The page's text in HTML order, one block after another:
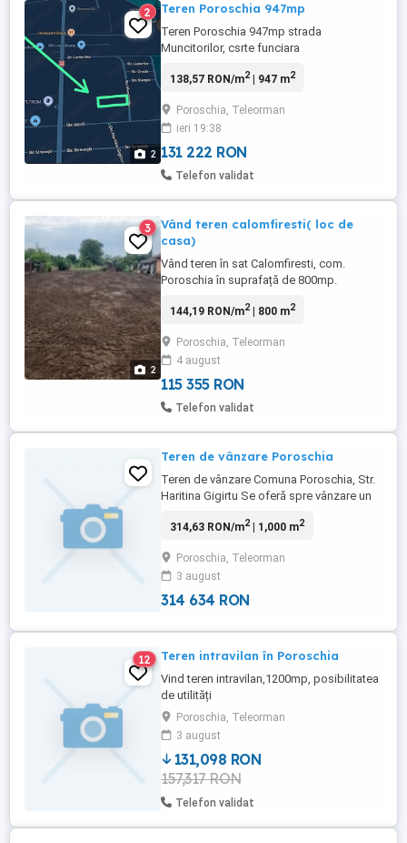
2
2 Teren Poroschia 947mp
Teren Poroschia 947mp strada
Muncitorilor, csrte funciara
138,57 RON/m2| 947 m2
Poroschia, Teleorman
ieri 19:38
131 222 RON
Telefon validat
2
3
Vând teren calomfiresti( loc de
casa)
Vând teren în sat Calomfiresti, com.
Poroschia în suprafață de 800mp.
la zi. Este situat pe strada principala din
pe stâlp în afara proprietății. Apa si canal
se afla la limita de proprietate.
144,19 RON/m2| 800 m2
Poroschia, Teleorman
4 august
115 355 RON
Telefon validat
Teren de vânzare Poroschia
Teren de vânzare Comuna Poroschia, Str.
Haritina Gigirtu Se oferă spre vânzare un
situat în comuna Poroschia, pe Strada
Suprafață: 1.000 mp - Deschidere
Lungime: 50 m - Racordat la apă și energie
electrică - Zonă liniștită, ...
314,63 RON/m2| 1,000 m2
Poroschia, Teleorman
3 august
314 634 RON
12 Teren intravilan în Poroschia
Vind teren intravilan,1200mp, posibilitatea
de utilități
Poroschia, Teleorman
3 august
131,098 RON
157,317 RON
Telefon validat